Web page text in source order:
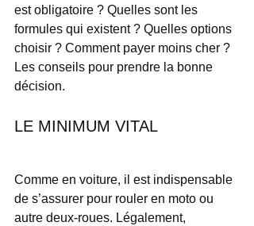
est obligatoire ? Quelles sont les
formules qui existent ? Quelles options
choisir ? Comment payer moins cher ?
Les conseils pour prendre la bonne
décision.
LE MINIMUM VITAL
Comme en voiture, il est indispensable
de s’assurer pour rouler en moto ou
autre deux-roues. Légalement,